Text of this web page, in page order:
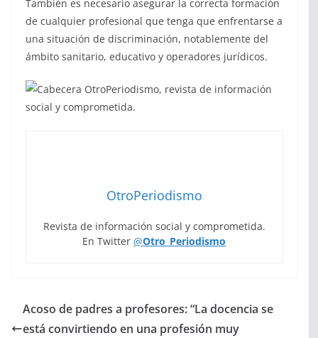
También es necesario asegurar la correcta formación
de cualquier profesional que tenga que enfrentarse a
una situación de discriminación, notablemente del
ámbito sanitario, educativo y operadores jurídicos.
OtroPeriodismo
Revista de información social y comprometida.
En Twitter@Otro_Periodismo
Acoso de padres a profesores: “La docencia se
está convirtiendo en una profesión muy